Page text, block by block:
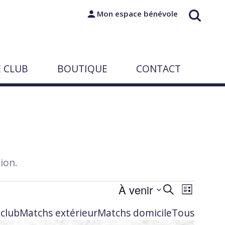
Mon espace bénévole
CLUB BOUTIQUE CONTACT
et
Recherche
vues
Liste
À venir
Tous
Matchs domicile
Matchs extérieur